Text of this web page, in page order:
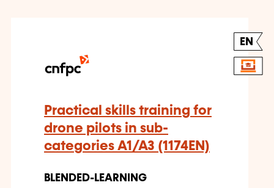
EN
Practical skills training for
drone pilots in sub-
categories A1/A3 (1174EN)
BLENDED-LEARNING